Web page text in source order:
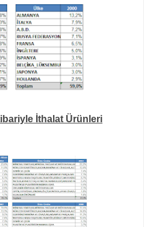
İthalat Ürünleri